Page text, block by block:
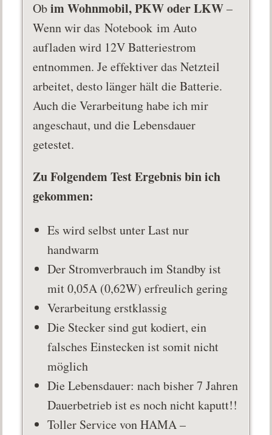
Obim Wohnmobil, PKW oder LKW–
Wenn wir das Notebook im Auto
aufladen wird 12V Batteriestrom
entnommen. Je effektiver das Netzteil
arbeitet, desto länger hält die Batterie.
Auch die Verarbeitung habe ich mir
angeschaut, und die Lebensdauer
getestet.
Zu Folgendem Test Ergebnis bin ich
gekommen:
Es wird selbst unter Last nur
handwarm
Der Stromverbrauch im Standby ist
mit 0,05A (0,62W) erfreulich gering
Verarbeitung erstklassig
Die Stecker sind gut kodiert, ein
falsches Einstecken ist somit nicht
möglich
Die Lebensdauer: nach bisher 7 Jahren
Dauerbetrieb ist es noch nicht kaputt!!
Toller Service von HAMA –